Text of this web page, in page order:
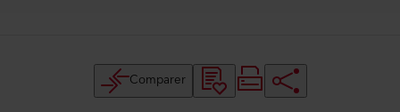
Comparer